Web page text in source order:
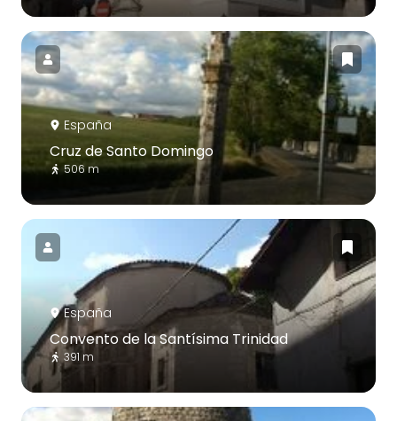
España
Cruz de Santo Domingo
506 m
España
Convento de la Santísima Trinidad
391 m